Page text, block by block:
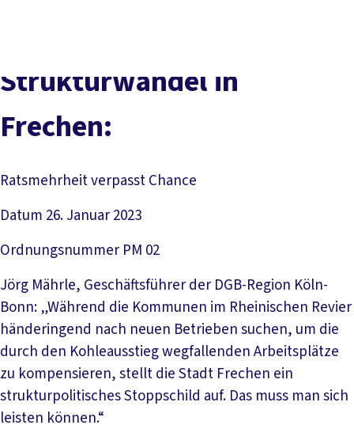
Politik in NRW
Strukturwandel in
Frechen:
Ratsmehrheit verpasst Chance
Datum 26. Januar 2023
Ordnungsnummer PM 02
Jörg Mährle, Geschäftsführer der DGB-Region Köln-
Bonn: „Während die Kommunen im Rheinischen Revier
händeringend nach neuen Betrieben suchen, um die
durch den Kohleausstieg wegfallenden Arbeitsplätze
zu kompensieren, stellt die Stadt Frechen ein
strukturpolitisches Stoppschild auf. Das muss man sich
leisten können.“